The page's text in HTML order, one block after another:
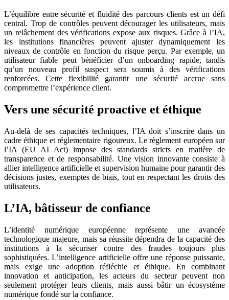
L’équilibre entre sécurité et fluidité des parcours clients est un défi
central. Trop de contrôles peuvent décourager les utilisateurs, mais
un relâchement des vérifications expose aux risques. Grâce à l’IA,
les institutions financières peuvent ajuster dynamiquement les
niveaux de contrôle en fonction du risque perçu. Par exemple, un
utilisateur fiable peut bénéficier d’un onboarding rapide, tandis
qu’un nouveau profil suspect sera soumis à des vérifications
renforcées. Cette flexibilité garantit une sécurité accrue sans
compromettre l’expérience client.
Vers une sécurité proactive et éthique
Au-delà de ses capacités techniques, l’IA doit s’inscrire dans un
cadre éthique et réglementaire rigoureux. Le règlement européen sur
l’IA (EU AI Act) impose des standards stricts en matière de
transparence et de responsabilité. Une vision innovante consiste à
allier intelligence artificielle et supervision humaine pour garantir des
décisions justes, exemptes de biais, tout en respectant les droits des
utilisateurs.
L’IA, bâtisseur de confiance
L’identité numérique européenne représente une avancée
technologique majeure, mais sa réussite dépendra de la capacité des
institutions à la sécuriser contre des fraudes toujours plus
sophistiquées. L’intelligence artificielle offre une réponse puissante,
mais exige une adoption réfléchie et éthique. En combinant
innovation et anticipation, les acteurs du secteur peuvent non
seulement protéger leurs clients, mais aussi bâtir un écosystème
numérique fondé sur la confiance.